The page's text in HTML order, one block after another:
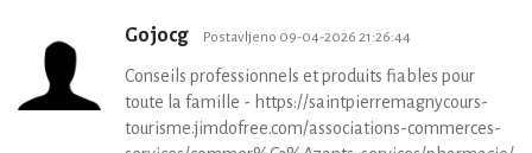
Gojocg Postavljeno 09-04-2026 21:26:44
Conseils professionnels et produits fiables pour
toute la famille - https://saintpierremagnycours-
tourisme.jimdofree.com/associations-commerces-